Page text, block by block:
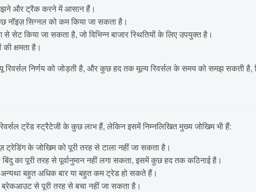
और ट्रैक करने में आसान हैं।
नॉइज़ सिग्नल को कम किया जा सकता है।
किया जा सकता है, जो विभिन्न बाजार स्थितियों के लिए उपयुक्त है।
क्षमता है।
निर्णय को जोड़ती है, और कुछ हद तक मूल्य रिवर्सल के समय को समझ सकती है,
ट्रेंड स्ट्रैटेजी के कुछ लाभ हैं, लेकिन इसमें निम्नलिखित मुख्य जोखिम भी हैं:
के जोखिम को पूरी तरह से टाला नहीं जा सकता है।
का पूरी तरह से पूर्वानुमान नहीं लगा सकता, इसमें कुछ हद तक कठिनाई है।
बहुत अधिक बार या बहुत कम ट्रेड हो सकते हैं।
से पूरी तरह से बचा नहीं जा सकता है।